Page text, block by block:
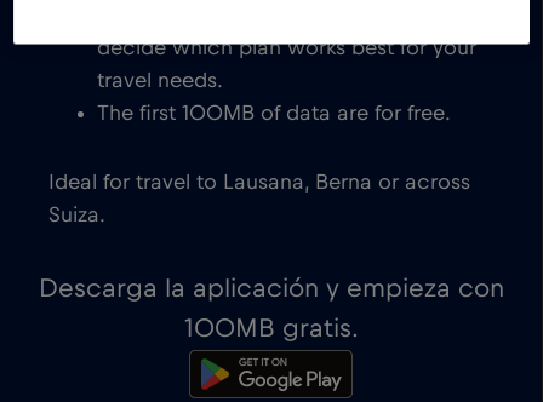
decide which plan works best for your
travel needs.
The first 100MB of data are for free.
Ideal for travel to Lausana, Berna or across
Suiza.
Descarga la aplicación y empieza con
100MB gratis.